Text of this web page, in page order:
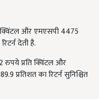
और एमएसपी4475
देती है.
रुपये प्रति क्विंटल और
89.9प्रतिशत का रिटर्न सुनिश्चित